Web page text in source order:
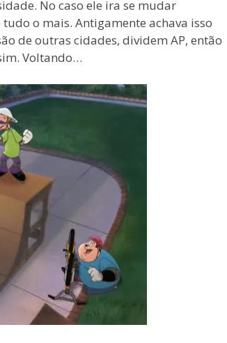
No caso ele ira se mudar
o mais. Antigamente achava isso
de outras cidades, dividem AP, então
Voltando…